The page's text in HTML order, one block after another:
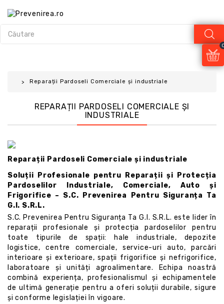
Reparații Pardoseli Comerciale și industriale
REPARAȚII PARDOSELI COMERCIALE ȘI
INDUSTRIALE
Reparații Pardoseli Comerciale și industriale
Soluții Profesionale pentru Reparații și Protecția
Pardoselilor Industriale, Comerciale, Auto și
Frigorifice – S.C. Prevenirea Pentru Siguranța Ta
G.I. S.R.L.
S.C. Prevenirea Pentru Siguranța Ta G.I. S.R.L. este lider în
reparații profesionale și protecția pardoselilor pentru
toate tipurile de spații: hale industriale, depozite
logistice, centre comerciale, service-uri auto, parcări
interioare și exterioare, spații frigorifice și nefrigorifice,
laboratoare și unități agroalimentare. Echipa noastră
combină experiența, profesionalismul și echipamentele
de ultimă generație pentru a oferi soluții durabile, sigure
și conforme legislației în vigoare.